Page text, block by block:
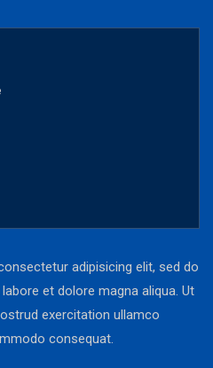
adipisicing elit, sed do
et dolore magna aliqua. Ut
exercitation ullamco
consequat.